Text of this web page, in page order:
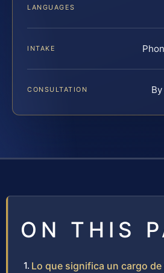
LANGUAGES
INTAKE
CONSULTATION
ON THIS
Lo que significa un cargo